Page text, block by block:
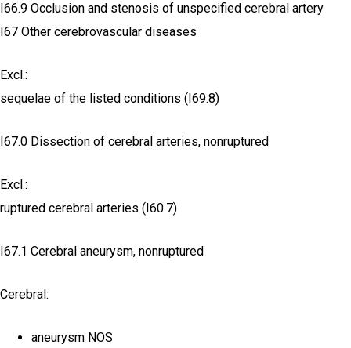
I66.9 Occlusion and stenosis of unspecified cerebral artery
I67 Other cerebrovascular diseases
Excl.:
sequelae of the listed conditions (I69.8)
I67.0 Dissection of cerebral arteries, nonruptured
Excl.:
ruptured cerebral arteries (I60.7)
I67.1 Cerebral aneurysm, nonruptured
Cerebral:
aneurysm NOS